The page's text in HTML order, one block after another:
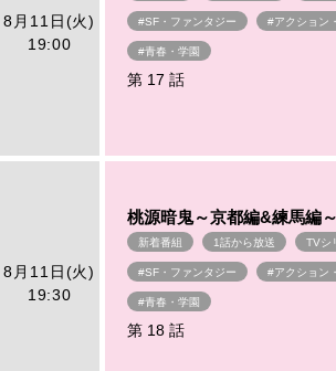
8月11日(火)
19:00
#SF・ファンタジー #アクション
#青春・学園
第 17 話
8月11日(火)
19:30
桃源暗鬼～京都編&練馬編～
新着番組 1話から放送 TVシ
#SF・ファンタジー #アクション
#青春・学園
第 18 話